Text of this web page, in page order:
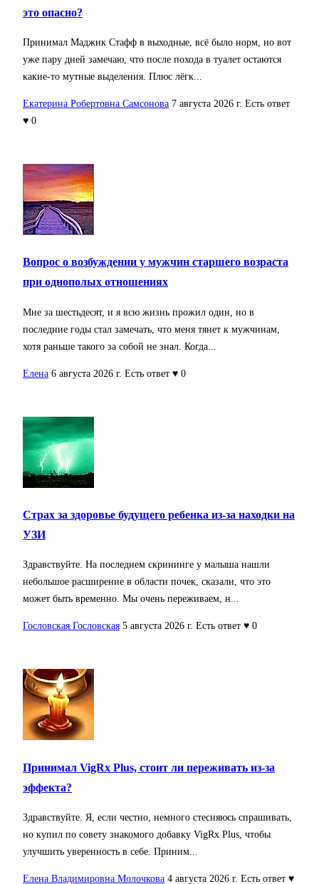
это опасно?
Принимал Маджик Стафф в выходные, всё было норм, но вот
уже пару дней замечаю, что после похода в туалет остаются
какие-то мутные выделения. Плюс лёгк...
Екатерина Робертовна Самсонова 7 августа 2026 г. Есть ответ
♥ 0
Вопрос о возбуждении у мужчин старшего возраста
при однополых отношениях
Мне за шестьдесят, и я всю жизнь прожил один, но в
последние годы стал замечать, что меня тянет к мужчинам,
хотя раньше такого за собой не знал. Когда...
Елена 6 августа 2026 г. Есть ответ ♥ 0
Страх за здоровье будущего ребенка из-за находки на
УЗИ
Здравствуйте. На последнем скрининге у малыша нашли
небольшое расширение в области почек, сказали, что это
может быть временно. Мы очень переживаем, н...
Гословская Гословская 5 августа 2026 г. Есть ответ ♥ 0
Принимал VigRx Plus, стоит ли переживать из-за
эффекта?
Здравствуйте. Я, если честно, немного стесняюсь спрашивать,
но купил по совету знакомого добавку VigRx Plus, чтобы
улучшить уверенность в себе. Приним...
Елена Владимировна Молочкова 4 августа 2026 г. Есть ответ ♥